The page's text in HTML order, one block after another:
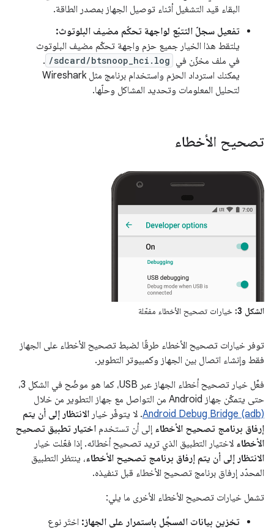
البقاء قيد التشغيل أثناء توصيل الجهاز بمصدر الطاقة.
تفعيل سجلّ التتبّع لواجهة تحكّم مضيف البلوتوث:
يلتقط هذا الخيار جميع حزم واجهة تحكّم مضيف البلوتوث
في ملف مخزّن في /sdcard/btsnoop_hci.log
.
يمكنك استرداد الحزم واستخدام برنامج مثل Wireshark
لتحليل المعلومات وتحديد المشاكل وحلّها.
تصحيح الأخطاء
الشكل 3: خيارات تصحيح الأخطاء مفعّلة
توفر خيارات تصحيح الأخطاء طرقًا لضبط تصحيح الأخطاء على الجهاز
فقط وإنشاء اتصال بين الجهاز وكمبيوتر التطوير.
فعِّل خيار تصحيح أخطاء الجهاز عبر USB، كما هو موضّح في الشكل 3،
حتى يتمكّن جهاز Android من التواصل مع جهاز التطوير من خلال
Android Debug Bridge (adb). لا يتوفّر خيار الانتظار إلى أن يتم
إرفاق برنامج تصحيح الأخطاء إلى أن تستخدم اختيار تطبيق تصحيح
الأخطاء لاختيار التطبيق الذي تريد تصحيح أخطائه. إذا فعّلت خيار
الانتظار إلى أن يتم إرفاق برنامج تصحيح الأخطاء، ينتظر التطبيق
المحدّد إرفاق برنامج تصحيح الأخطاء قبل تنفيذه.
تشمل خيارات تصحيح الأخطاء الأخرى ما يلي:
تخزين بيانات المسجِّل باستمرار على الجهاز: اختَر نوع